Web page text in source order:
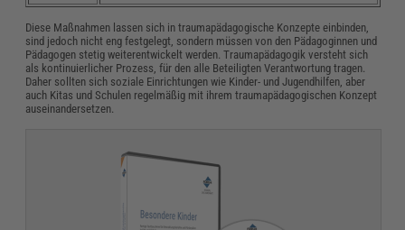
Diese Maßnahmen lassen sich in traumapädagogische Konzepte einbinden,
sind jedoch nicht eng festgelegt, sondern müssen von den Pädagoginnen und
Pädagogen stetig weiterentwickelt werden. Traumapädagogik versteht sich
als kontinuierlicher Prozess, für den alle Beteiligten Verantwortung tragen.
Daher sollten sich soziale Einrichtungen wie Kinder- und Jugendhilfen, aber
auch Kitas und Schulen regelmäßig mit ihrem traumapädagogischen Konzept
auseinandersetzen.